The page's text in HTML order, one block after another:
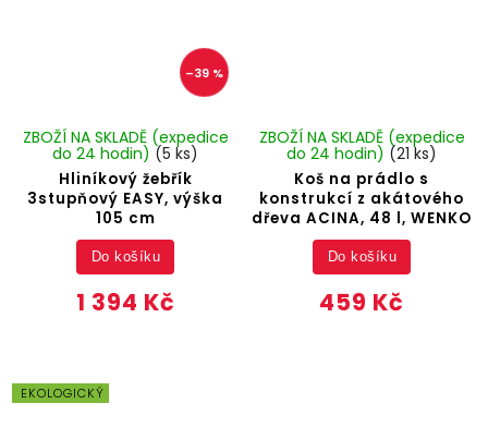
–39 %
Hliníkový žebřík
3stupňový EASY, výška
105 cm
ZBOŽÍ NA SKLADĚ (expedice
do 24 hodin) (5 ks)
1 394 Kč
Do košíku
Koš na prádlo s
konstrukcí z akátového
dřeva ACINA, 48 l, WENKO
ZBOŽÍ NA SKLADĚ (expedice
do 24 hodin) (21 ks)
459 Kč
Do košíku
EKOLOGICKÝ